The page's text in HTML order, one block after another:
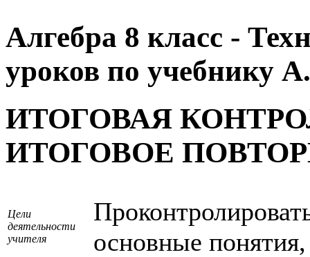
Алгебра 8 класс -
уроков по учебнику
ИТОГОВАЯ
ИТОГОВОЕ
Цели
деятельности
учителя
основные